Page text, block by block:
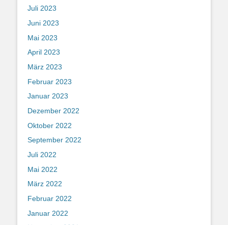
Juli 2023
Juni 2023
Mai 2023
April 2023
März 2023
Februar 2023
Januar 2023
Dezember 2022
Oktober 2022
September 2022
Juli 2022
Mai 2022
März 2022
Februar 2022
Januar 2022